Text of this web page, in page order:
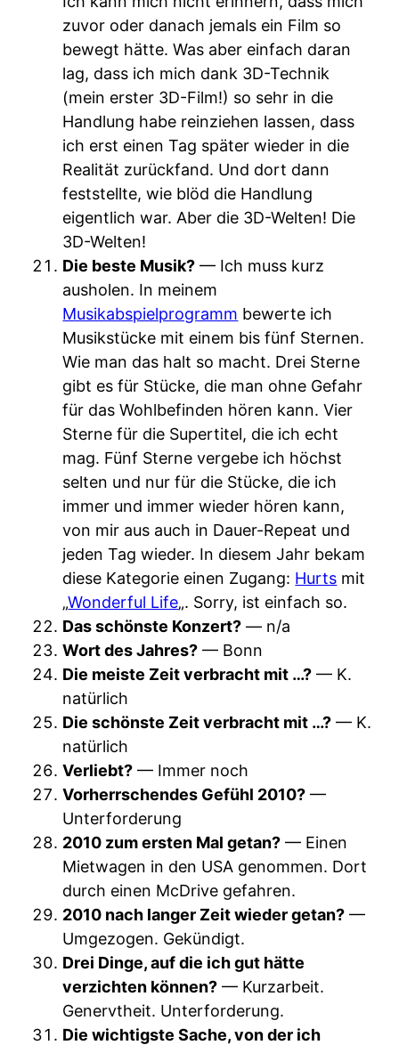
zuvor oder danach jemals ein Film so
bewegt hätte. Was aber einfach daran
lag, dass ich mich dank 3D-Technik
(mein erster 3D-Film!) so sehr in die
Handlung habe reinziehen lassen, dass
ich erst einen Tag später wieder in die
Realität zurückfand. Und dort dann
feststellte, wie blöd die Handlung
eigentlich war. Aber die 3D-Welten! Die
3D-Welten!
Die beste Musik? — Ich muss kurz
ausholen. In meinem
Musikabspielprogramm bewerte ich
Musikstücke mit einem bis fünf Sternen.
Wie man das halt so macht. Drei Sterne
gibt es für Stücke, die man ohne Gefahr
für das Wohlbefinden hören kann. Vier
Sterne für die Supertitel, die ich echt
mag. Fünf Sterne vergebe ich höchst
selten und nur für die Stücke, die ich
immer und immer wieder hören kann,
von mir aus auch in Dauer-Repeat und
jeden Tag wieder. In diesem Jahr bekam
diese Kategorie einen Zugang: Hurts mit
„Wonderful Life„. Sorry, ist einfach so.
Das schönste Konzert? — n/a
Wort des Jahres? — Bonn
Die meiste Zeit verbracht mit …? — K.
natürlich
Die schönste Zeit verbracht mit …? — K.
natürlich
Verliebt? — Immer noch
Vorherrschendes Gefühl 2010? —
Unterforderung
2010 zum ersten Mal getan? — Einen
Mietwagen in den USA genommen. Dort
durch einen McDrive gefahren.
2010 nach langer Zeit wieder getan? —
Umgezogen. Gekündigt.
Drei Dinge, auf die ich gut hätte
verzichten können? — Kurzarbeit.
Genervtheit. Unterforderung.
Die wichtigste Sache, von der ich